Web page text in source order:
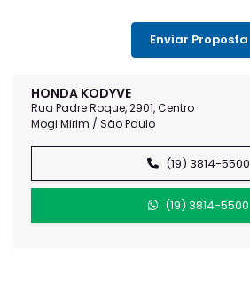
HONDA KODYVE
Rua Padre Roque, 2901, Centro
Mogi Mirim / São Paulo
(19) 3814-5500
(19) 3814-5500
Enviar Proposta